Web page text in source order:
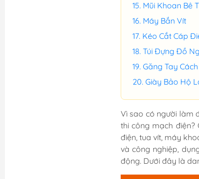
Mũi Khoan Bê
Máy Bắn Vít
Kéo Cắt Cáp
Túi Đựng Đồ
Găng Tay
Giày Bảo Hộ
Vì sao có người làm
thi công mạch
điện, tua vít, máy
và công nghiệp,
động. Dưới đây là